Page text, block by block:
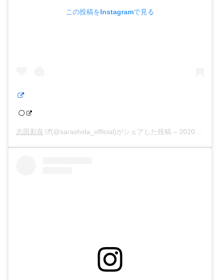
この投稿をInstagramで見る
⚪️
志田彩良 (@sarashida_official)がシェアした投稿 – 2020年 6月月9日午前5時22分PDT